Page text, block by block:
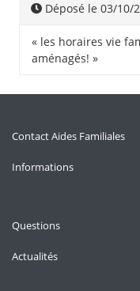
Déposé le 03/10/
« les horaires vie
aménagés! »
Contact Aides Familiales
Informations
Questions
Actualités